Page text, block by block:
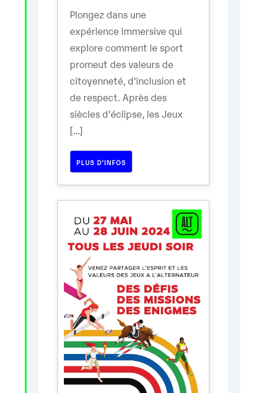
Plongez dans une
expérience immersive qui
explore comment le sport
promeut des valeurs de
citoyenneté, d'inclusion et
de respect. Après des
siècles d’éclipse, les Jeux
[...]
PLUS D’INFOS